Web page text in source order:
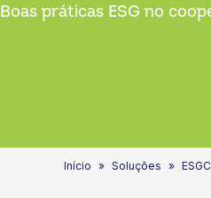
Boas práticas ESG no
Início Soluções